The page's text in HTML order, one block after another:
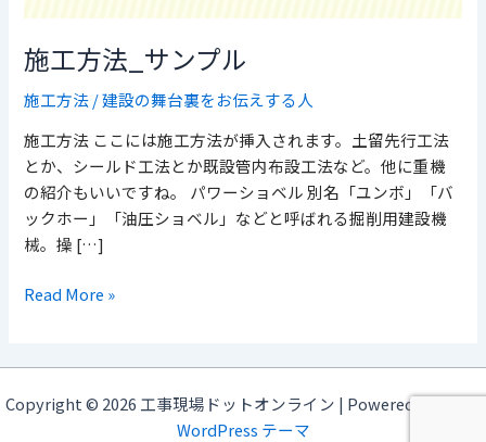
施工方法_サンプル
施工方法/建設の舞台裏をお伝えする人
施工方法 ここには施工方法が挿入されます。土留先行工法
とか、シールド工法とか既設管内布設工法など。他に重機
の紹介もいいですね。 パワーショベル 別名「ユンボ」「バ
ックホー」「油圧ショベル」などと呼ばれる掘削用建設機
械。操 […]
Read More »
Copyright © 2026 工事現場ドットオンライン | Powered byAstra
WordPress テーマ